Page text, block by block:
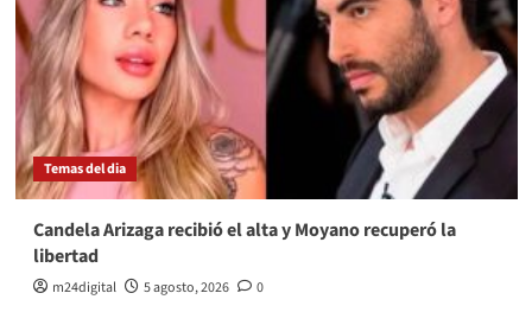
Temas del dia
Candela Arizaga recibió el alta y Moyano recuperó la
libertad
m24digital 5 agosto, 2026 0